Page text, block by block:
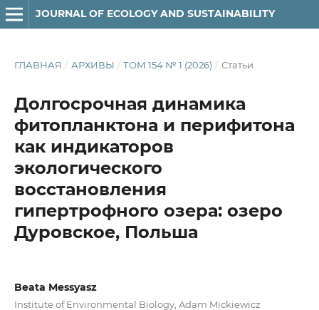
JOURNAL OF ECOLOGY AND SUSTAINABILITY
ГЛАВНАЯ / АРХИВЫ / ТОМ 154 № 1 (2026) / Статьи
Долгосрочная динамика
фитопланктона и перифитона
как индикаторов
экологического
восстановления
гипертрофного озера: озеро
Дуровское, Польша
Beata Messyasz
Institute of Environmental Biology, Adam Mickiewicz